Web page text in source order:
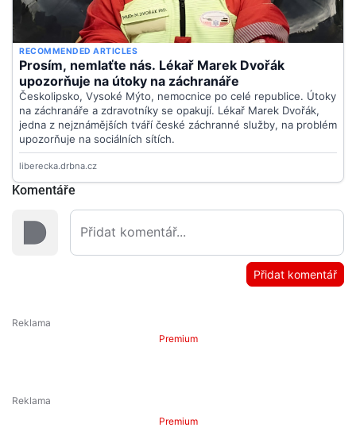
Komentáře
Přidat komentář
Premium
Premium